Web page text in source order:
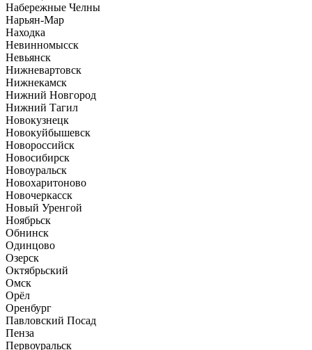
Набережные Челны
Нарьян-Мар
Находка
Невинномысск
Невьянск
Нижневартовск
Нижнекамск
Нижний Новгород
Нижний Тагил
Новокузнецк
Новокуйбышевск
Новороссийск
Новосибирск
Новоуральск
Новохаритоново
Новочеркасск
Новый Уренгой
Ноябрьск
Обнинск
Одинцово
Озерск
Октябрьский
Омск
Орёл
Оренбург
Павловский Посад
Пенза
Первоуральск